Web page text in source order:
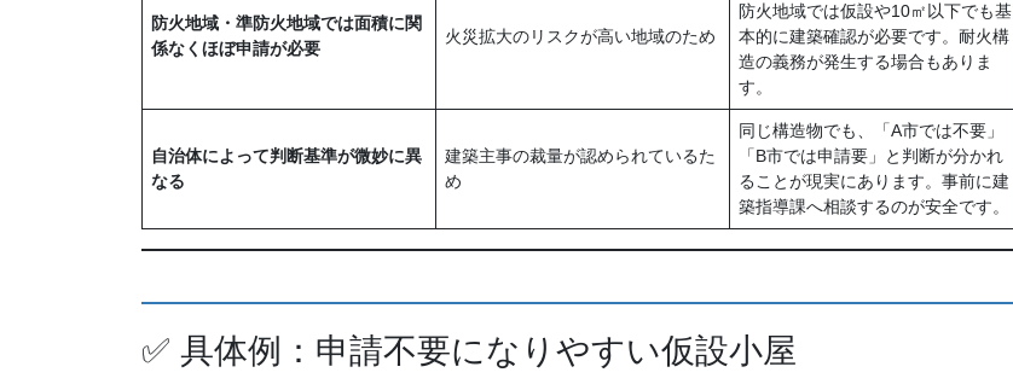
防火地域・準防火地域では面積に関
係なくほぼ申請が必要
火災拡大のリスクが高い地域のため
防火地域では仮設や10㎡以下でも基
本的に建築確認が必要です。耐火構
造の義務が発生する場合もありま
す。
自治体によって判断基準が微妙に異
なる
建築主事の裁量が認められているた
め
同じ構造物でも、「A市では不要」
「B市では申請要」と判断が分かれ
ることが現実にあります。事前に建
築指導課へ相談するのが安全です。
✅ 具体例：申請不要になりやすい仮設小屋